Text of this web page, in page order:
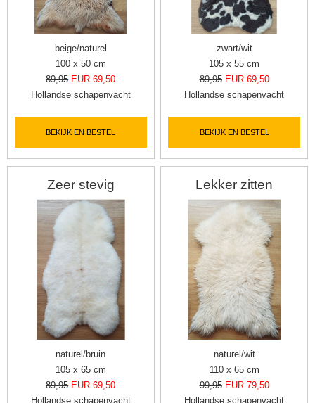
beige/naturel
100 x 50 cm
89,95 EUR 69,50
Hollandse schapenvacht
BEKIJK EN BESTEL
zwart/wit
105 x 55 cm
89,95 EUR 69,50
Hollandse schapenvacht
BEKIJK EN BESTEL
Zeer stevig
naturel/bruin
105 x 65 cm
89,95 EUR 69,50
Hollandse schapenvacht
Lekker zitten
naturel/wit
110 x 65 cm
99,95 EUR 79,50
Hollandse schapenvacht